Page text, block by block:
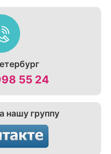
55 24
нашу группу